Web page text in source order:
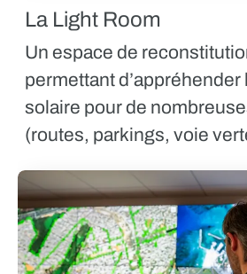
La Light Room
Un espace de
permettant d’appréhender
solaire pour de
(routes, parkings, voie